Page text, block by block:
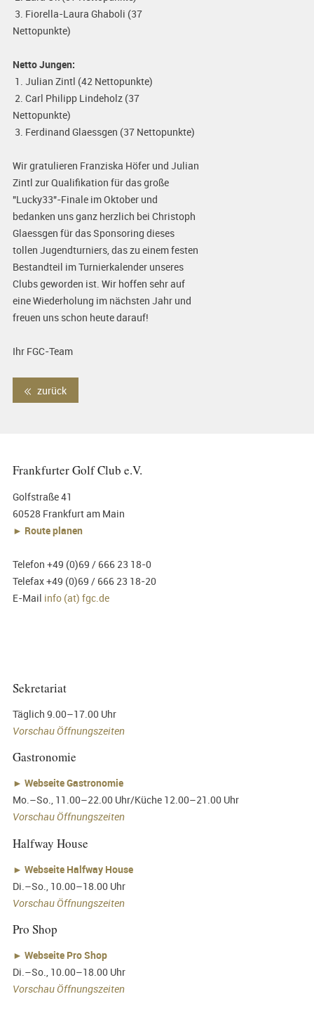
3. Fiorella-Laura Ghaboli (37
Nettopunkte)
Netto Jungen:
1. Julian Zintl (42 Nettopunkte)
2. Carl Philipp Lindeholz (37
Nettopunkte)
3. Ferdinand Glaessgen (37 Nettopunkte)
Wir gratulieren Franziska Höfer und Julian
Zintl zur Qualifikation für das große
"Lucky33"-Finale im Oktober und
bedanken uns ganz herzlich bei Christoph
Glaessgen für das Sponsoring dieses
tollen Jugendturniers, das zu einem festen
Bestandteil im Turnierkalender unseres
Clubs geworden ist. Wir hoffen sehr auf
eine Wiederholung im nächsten Jahr und
freuen uns schon heute darauf!
Ihr FGC-Team
zurück
Frankfurter Golf Club e.V.
Golfstraße 41
60528 Frankfurt am Main
► Route planen
Telefon +49 (0)69 / 666 23 18-0
Telefax +49 (0)69 / 666 23 18-20
E-Mail info (at) fgc.de
Sekretariat
Täglich 9.00–17.00 Uhr
Vorschau Öffnungszeiten
Gastronomie
► Webseite Gastronomie
Mo.–So., 11.00–22.00 Uhr/Küche 12.00–21.00 Uhr
Vorschau Öffnungszeiten
Halfway House
► Webseite Halfway House
Di.–So., 10.00–18.00 Uhr
Vorschau Öffnungszeiten
Pro Shop
► Webseite Pro Shop
Di.–So., 10.00–18.00 Uhr
Vorschau Öffnungszeiten